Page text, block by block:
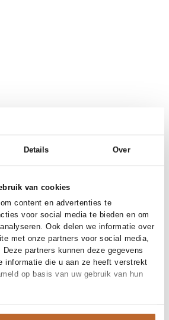
Details Over
van cookies
content en advertenties te
voor social media te bieden en om
Ook delen we informatie over
met onze partners voor social media,
partners kunnen deze gegevens
informatie die u aan ze heeft verstrekt
op basis van uw gebruik van hun